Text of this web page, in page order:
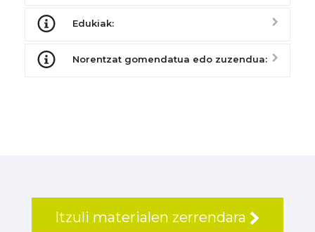
Edukiak:
Norentzat gomendatua edo zuzendua:
Itzuli materialen zerrendara